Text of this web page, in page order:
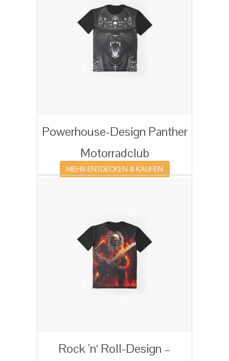
Powerhouse-Design Panther
Motorradclub
MEHR ENTDECKEN & KAUFEN
Rock ’n‘ Roll-Design –